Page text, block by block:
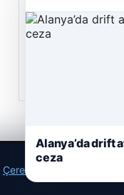
Prenses Night
Çerez Politikamız
Alanya’da drift
ceza